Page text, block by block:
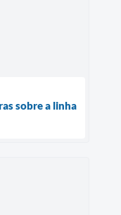
sobre a linha